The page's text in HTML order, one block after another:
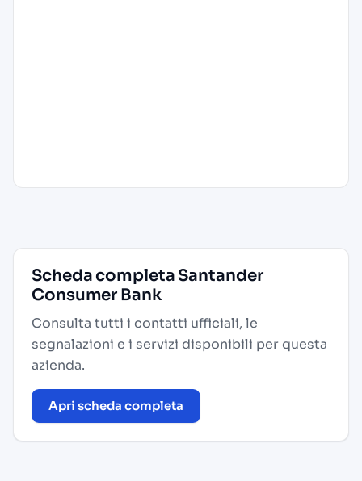
Scheda completa Santander
Consumer Bank
Consulta tutti i contatti ufficiali, le
segnalazioni e i servizi disponibili per questa
azienda.
Apri scheda completa